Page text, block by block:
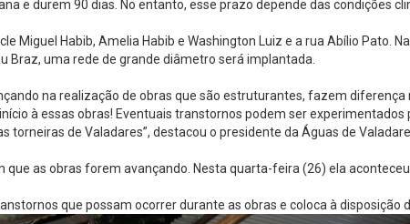
e durem 90 dias. No entanto, esse prazo depende das condições
Miguel Habib, Amelia Habib e Washington Luiz e a rua Abílio Pato.
Braz, uma rede de grande diâmetro será implantada.
na realização de obras que são estruturantes, fazem
à essas obras! Eventuais transtornos podem ser
de Valadares”, destacou o presidente da Águas de
as obras forem avançando. Nesta quarta-feira (26) ela
que possam ocorrer durante as obras e coloca à